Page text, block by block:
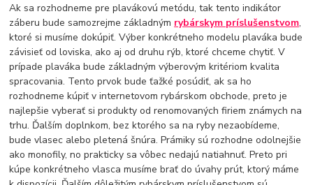
Ak sa rozhodneme pre plavákovú metódu, tak tento indikátor
záberu bude samozrejme základným rybárskym príslušenstvom,
ktoré si musíme dokúpiť. Výber konkrétneho modelu plaváka bude
závisieť od loviska, ako aj od druhu rýb, ktoré chceme chytiť. V
prípade plaváka bude základným výberovým kritériom kvalita
spracovania. Tento prvok bude ťažké posúdiť, ak sa ho
rozhodneme kúpiť v internetovom rybárskom obchode, preto je
najlepšie vyberať si produkty od renomovaných firiem známych na
trhu. Ďalším doplnkom, bez ktorého sa na ryby nezaobídeme,
bude vlasec alebo pletená šnúra. Prámiky sú rozhodne odolnejšie
ako monofily, no prakticky sa vôbec nedajú natiahnuť. Preto pri
kúpe konkrétneho vlasca musíme brať do úvahy prút, ktorý máme